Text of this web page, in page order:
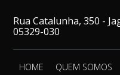
Rua Catalunha, 350 -
05329-030
HOME QUEM SOMOS